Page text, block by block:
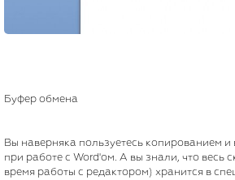
Буфер обмена
Вы наверняка пользуетесь копированием и
при работе с Word'ом. А вы знали, что весь
время работы с редактором) хранится в